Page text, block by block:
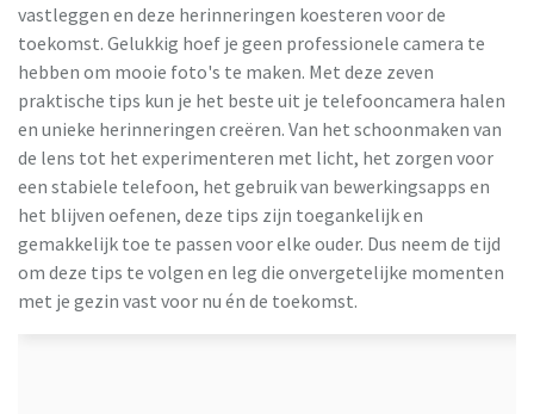
vastleggen en deze herinneringen koesteren voor de
toekomst. Gelukkig hoef je geen professionele camera te
hebben om mooie foto's te maken. Met deze zeven
praktische tips kun je het beste uit je telefooncamera halen
en unieke herinneringen creëren. Van het schoonmaken van
de lens tot het experimenteren met licht, het zorgen voor
een stabiele telefoon, het gebruik van bewerkingsapps en
het blijven oefenen, deze tips zijn toegankelijk en
gemakkelijk toe te passen voor elke ouder. Dus neem de tijd
om deze tips te volgen en leg die onvergetelijke momenten
met je gezin vast voor nu én de toekomst.